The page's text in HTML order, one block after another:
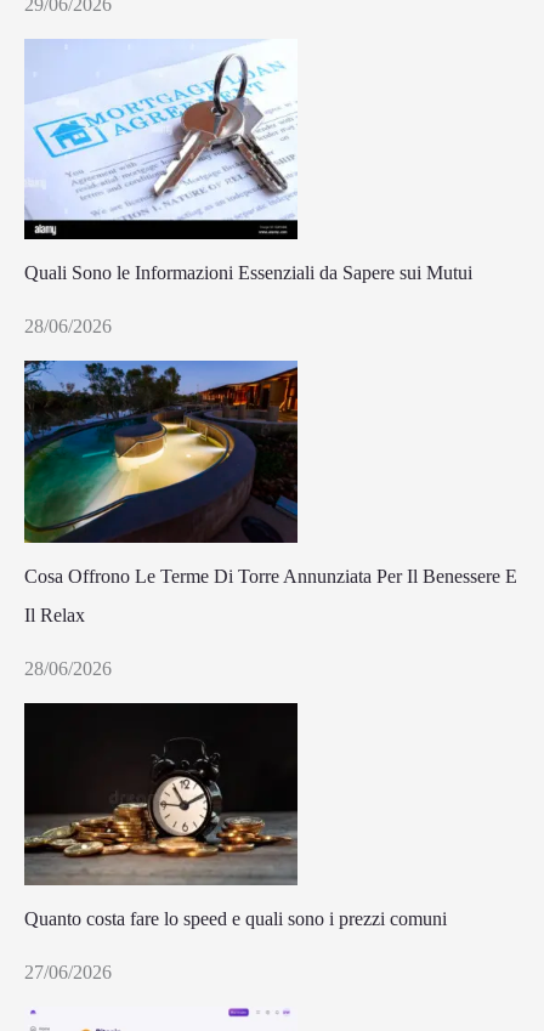
29/06/2026
Quali Sono le Informazioni Essenziali da Sapere sui Mutui
28/06/2026
Cosa Offrono Le Terme Di Torre Annunziata Per Il Benessere E
Il Relax
28/06/2026
Quanto costa fare lo speed e quali sono i prezzi comuni
27/06/2026